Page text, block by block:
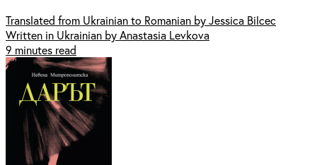
Translated from Ukrainian to Romanian by Jessica Bilcec
Written in Ukrainian by Anastasia Levkova
9 minutes read